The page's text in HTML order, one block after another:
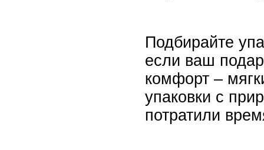
Подбирайте
если ваш
комфорт –
упаковки с
потратили